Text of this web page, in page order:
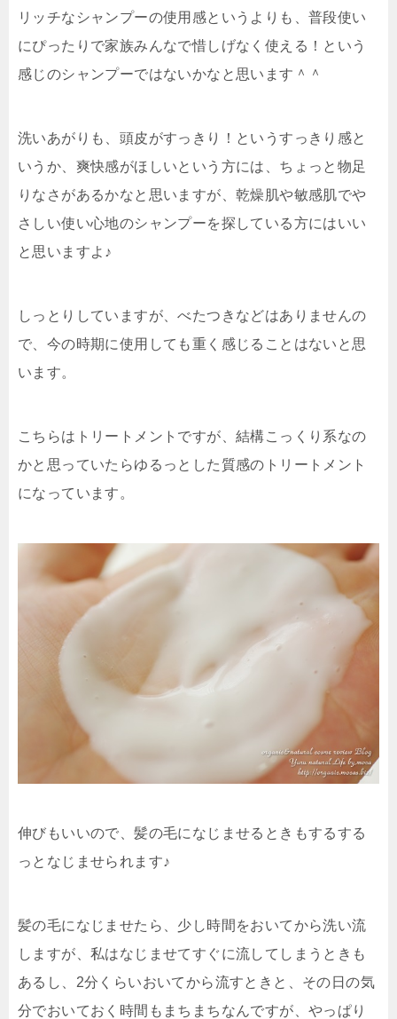
リッチなシャンプーの使用感というよりも、普段使い
にぴったりで家族みんなで惜しげなく使える！という
感じのシャンプーではないかなと思います＾＾
洗いあがりも、頭皮がすっきり！というすっきり感と
いうか、爽快感がほしいという方には、ちょっと物足
りなさがあるかなと思いますが、乾燥肌や敏感肌でや
さしい使い心地のシャンプーを探している方にはいい
と思いますよ♪
しっとりしていますが、べたつきなどはありませんの
で、今の時期に使用しても重く感じることはないと思
います。
こちらはトリートメントですが、結構こっくり系なの
かと思っていたらゆるっとした質感のトリートメント
になっています。
伸びもいいので、髪の毛になじませるときもするする
っとなじませられます♪
髪の毛になじませたら、少し時間をおいてから洗い流
しますが、私はなじませてすぐに流してしまうときも
あるし、2分くらいおいてから流すときと、その日の気
分でおいておく時間もまちまちなんですが、やっぱり